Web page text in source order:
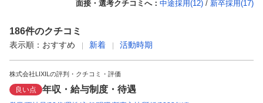
面接・選考クチコミへ： 中途採用(12) / 新卒採用(17)
186件のクチコミ
表示順： おすすめ 新着 活動時期
株式会社LIXILの評判・クチコミ・評価
良い点 年収・給与制度・待遇